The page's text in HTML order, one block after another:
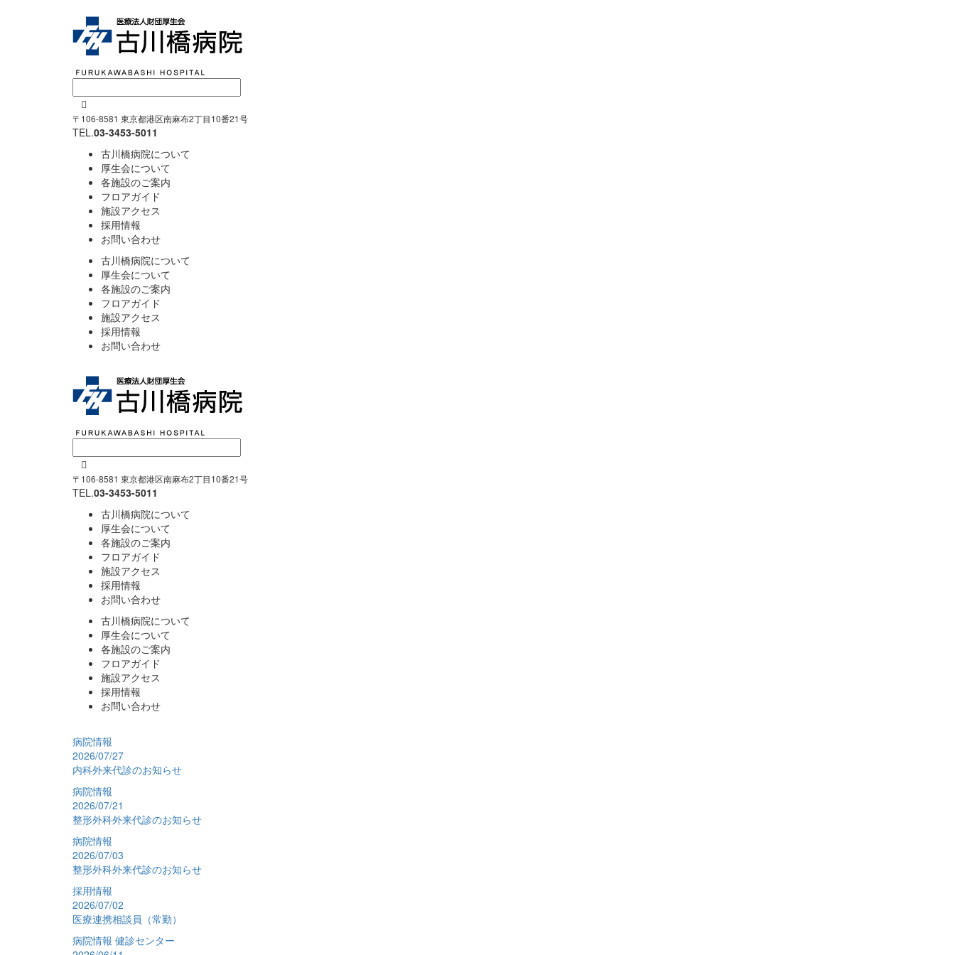

〒106-8581 東京都港区南麻布2丁目10番21号
TEL.03-3453-5011
古川橋病院について
厚生会について
各施設のご案内
フロアガイド
施設アクセス
採用情報
お問い合わせ
古川橋病院について
厚生会について
各施設のご案内
フロアガイド
施設アクセス
採用情報
お問い合わせ

〒106-8581 東京都港区南麻布2丁目10番21号
TEL.03-3453-5011
古川橋病院について
厚生会について
各施設のご案内
フロアガイド
施設アクセス
採用情報
お問い合わせ
古川橋病院について
厚生会について
各施設のご案内
フロアガイド
施設アクセス
採用情報
お問い合わせ
病院情報
2026/07/27
内科外来代診のお知らせ
病院情報
2026/07/21
整形外科外来代診のお知らせ
病院情報
2026/07/03
整形外科外来代診のお知らせ
採用情報
2026/07/02
医療連携相談員（常勤）
病院情報 健診センター